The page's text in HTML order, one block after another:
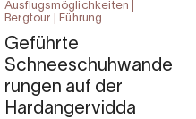
Ausflugsmöglichkeiten |
Bergtour | Führung
Geführte
Schneeschuhwande
rungen auf der
Hardangervidda